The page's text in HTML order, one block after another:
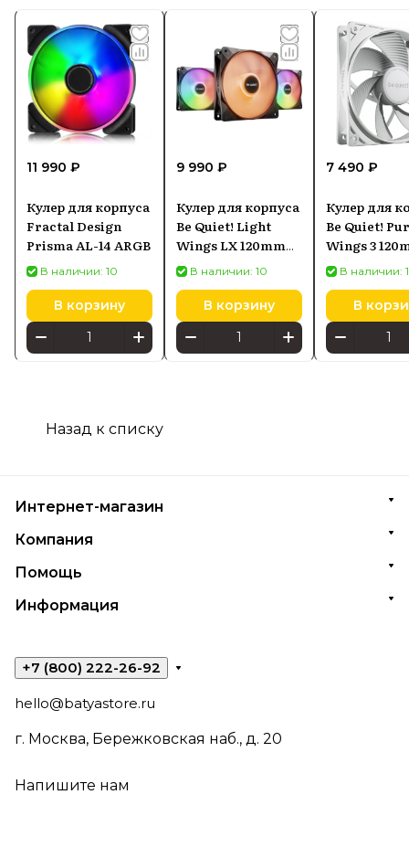
11 990 ₽
Кулер для корпуса
Fractal Design
Prisma AL-14 ARGB
В наличии: 10
В корзину
9 990 ₽
Кулер для корпуса
Be Quiet! Light
Wings LX 120mm
PWMВ наличии: 10
В корзину
7 490 ₽
Кулер для
Be Quiet!
Wings 3
PWM
В наличии:
В
Назад к списку
Интернет-магазин
Компания
Помощь
Информация
+7 (800) 222-26-92
hello@batyastore.ru
г. Москва, Бережковская наб., д. 20
Напишите нам